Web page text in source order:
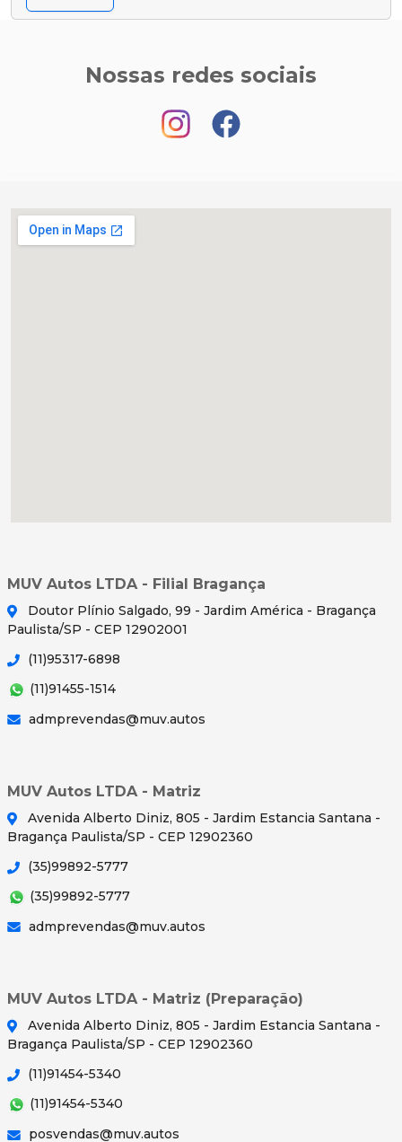
Nossas redes sociais
MUV Autos LTDA - Filial Bragança
Doutor Plínio Salgado, 99 - Jardim América - Bragança
Paulista/SP - CEP 12902001
(11)95317-6898
(11)91455-1514
admprevendas@muv.autos
MUV Autos LTDA - Matriz
Avenida Alberto Diniz, 805 - Jardim Estancia Santana -
Bragança Paulista/SP - CEP 12902360
(35)99892-5777
(35)99892-5777
admprevendas@muv.autos
MUV Autos LTDA - Matriz (Preparação)
Avenida Alberto Diniz, 805 - Jardim Estancia Santana -
Bragança Paulista/SP - CEP 12902360
(11)91454-5340
(11)91454-5340
posvendas@muv.autos